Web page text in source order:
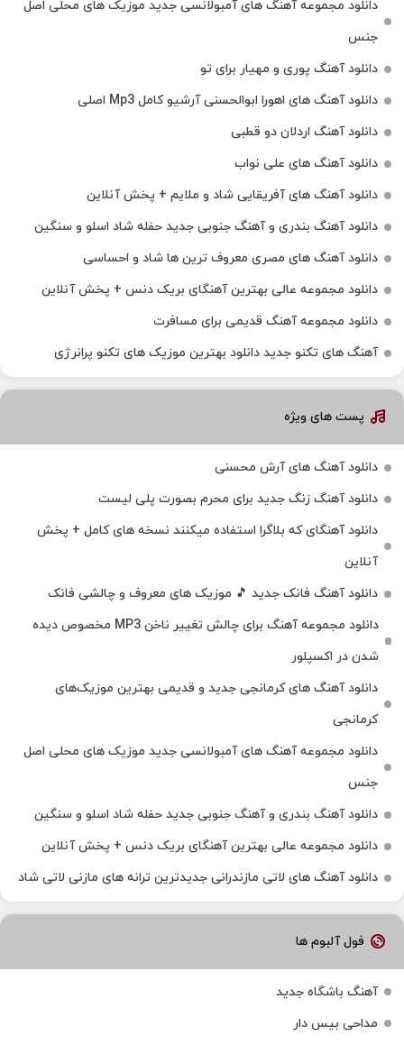
دانلود مجموعه آهنگ های آمبولانسی جدید موزیک های محلی اصل
جنس
دانلود آهنگ پوری و مهیار برای تو
دانلود آهنگ های اهورا ابوالحسنی آرشیو کامل Mp3 اصلی
دانلود آهنگ اردلان دو قطبی
دانلود آهنگ های علی نواب
دانلود آهنگ های آفریقایی شاد و ملایم + پخش آنلاین
دانلود آهنگ بندری و آهنگ جنوبی جدید حفله شاد اسلو و سنگین
دانلود آهنگ های مصری معروف ترین ها شاد و احساسی
دانلود مجموعه عالی بهترین آهنگای بریک دنس + پخش آنلاین
دانلود مجموعه آهنگ قدیمی برای مسافرت
آهنگ های تکنو جدید دانلود بهترین موزیک های تکنو پرانرژی
پست های ویژه
دانلود آهنگ های آرش محسنی
دانلود آهنگ زنگ جدید برای محرم بصورت پلی لیست
دانلود آهنگای که بلاگرا استفاده میکنند نسخه های کامل + پخش
آنلاین
دانلود آهنگ فانک جدید 🎵 موزیک‌ های معروف و چالشی فانک
دانلود مجموعه آهنگ برای چالش تغییر ناخن MP3 مخصوص دیده
شدن در اکسپلور
دانلود آهنگ‌ های کرمانجی جدید و قدیمی بهترین موزیک‌های
کرمانجی
دانلود مجموعه آهنگ های آمبولانسی جدید موزیک های محلی اصل
جنس
دانلود آهنگ بندری و آهنگ جنوبی جدید حفله شاد اسلو و سنگین
دانلود مجموعه عالی بهترین آهنگای بریک دنس + پخش آنلاین
دانلود آهنگ‌ های لاتی مازندرانی جدیدترین ترانه های مازنی لاتی شاد
فول آلبوم ها
آهنگ باشگاه جدید
مداحی بیس دار